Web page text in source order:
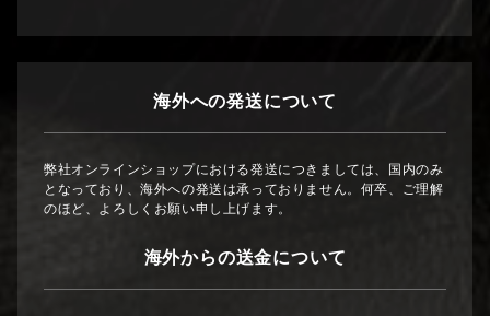
海外への発送について
弊社オンラインショップにおける発送につきましては、国内のみ
となっており、海外への発送は承っておりません。何卒、ご理解
のほど、よろしくお願い申し上げます。
海外からの送金について